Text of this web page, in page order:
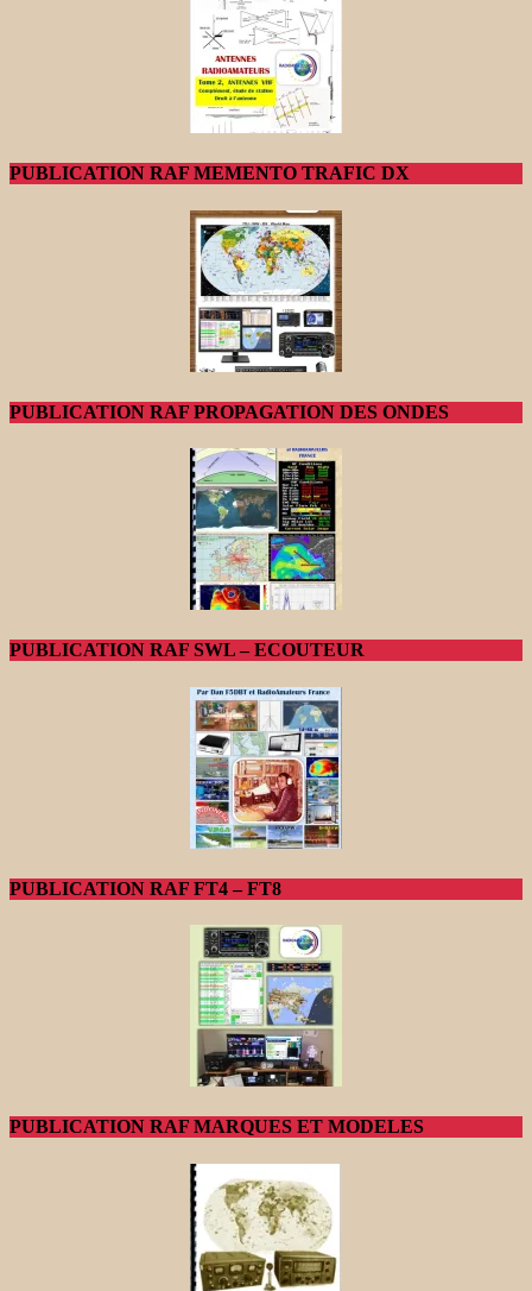
PUBLICATION RAF MEMENTO TRAFIC DX
PUBLICATION RAF PROPAGATION DES ONDES
PUBLICATION RAF SWL – ECOUTEUR
PUBLICATION RAF FT4 – FT8
PUBLICATION RAF MARQUES ET MODELES